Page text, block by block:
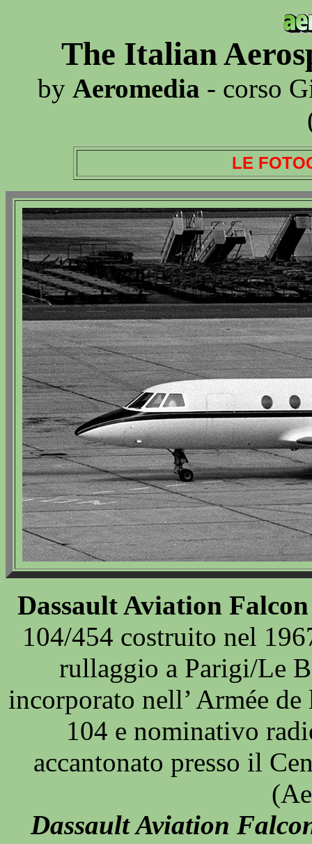
The Italian
by Aeromedia - corso
LE
Dassault Aviation
104/454 costruito nel
rullaggio a Parigi/Le
incorporato nell’ Armée
104 e nominativo
accantonato presso il
Dassault Aviation